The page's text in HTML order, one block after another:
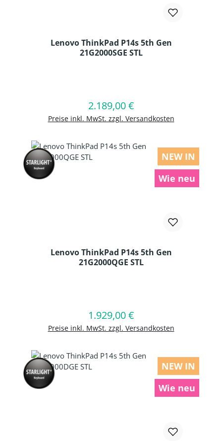
Lenovo ThinkPad P14s 5th Gen
21G2000SGE STL
Regulärer Preis:
2.189,00 €
Preise inkl. MwSt. zzgl. Versandkosten
In den Warenkorb
NEW IN
Wie neu
Lenovo ThinkPad P14s 5th Gen
21G2000QGE STL
Regulärer Preis:
1.929,00 €
Preise inkl. MwSt. zzgl. Versandkosten
In den Warenkorb
NEW IN
Wie neu